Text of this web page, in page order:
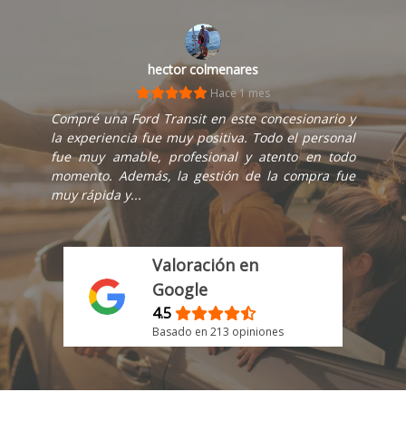
hector colmenares
Hace 1 mes
Compré una Ford Transit en este concesionario y
la experiencia fue muy positiva. Todo el personal
fue muy amable, profesional y atento en todo
momento. Además, la gestión de la compra fue
muy rápida y...
Valoración en
Google
4.5
Basado en 213 opiniones